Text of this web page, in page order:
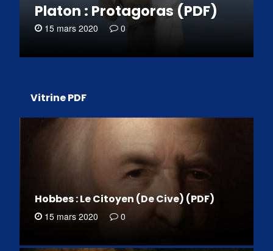
Platon : Protagoras (PDF)
15 mars 2020 0
Vitrine PDF
Hobbes : Le Citoyen (De Cive) (PDF)
15 mars 2020 0